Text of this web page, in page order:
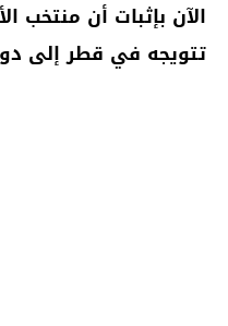
الآن بإثبات أن منتخب
تتويجه في قطر إلى